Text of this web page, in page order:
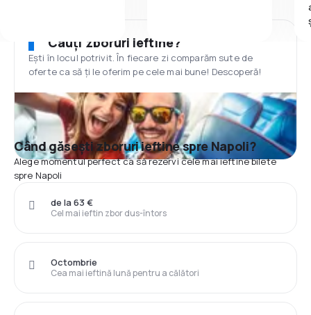
Cauți zboruri ieftine?
Ești în locul potrivit. În fiecare zi comparăm sute de
oferte ca să ți le oferim pe cele mai bune! Descoperă!
Când găsești zboruri ieftine spre Napoli?
Alege momentul perfect ca să rezervi cele mai ieftine bilete
spre Napoli
Cel mai ieftin zbor dus-întors
de la 63 €
Cea mai ieftină lună pentru a călători
Octombrie